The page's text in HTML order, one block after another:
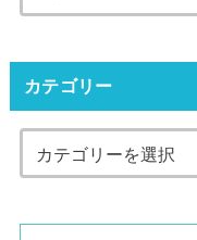
カテゴリー